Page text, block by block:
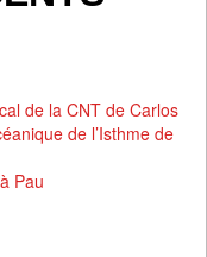
de la CNT de Carlos
de l’Isthme de
Pau